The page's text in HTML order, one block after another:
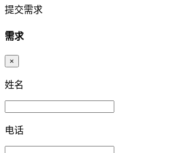
提交需求
需求
×
姓名
电话